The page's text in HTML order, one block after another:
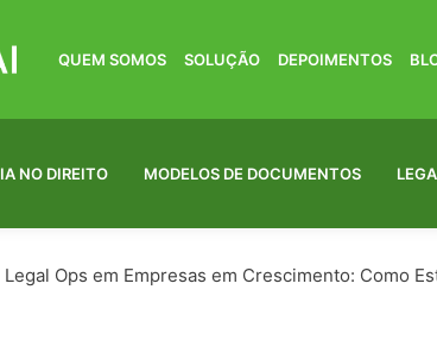
QUEM SOMOS SOLUÇÃO DEPOIMENTOS
IA NO DIREITO MODELOS DE DOCUMENTOS
Legal Ops em Empresas em Crescimento: Como